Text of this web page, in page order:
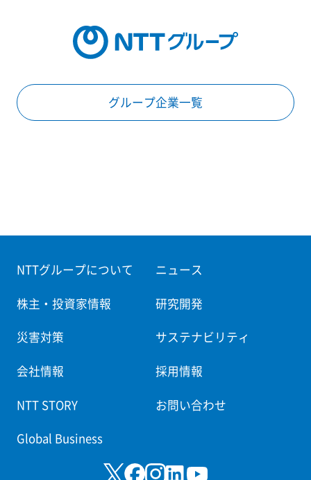
グループ企業一覧
NTTグループについて ニュース
株主・投資家情報 研究開発
災害対策 サステナビリティ
会社情報 採用情報
NTT STORY お問い合わせ
Global Business